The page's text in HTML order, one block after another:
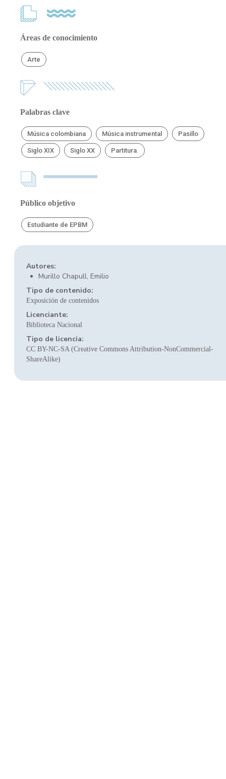
Áreas de conocimiento
Arte
Palabras clave
Música colombiana Música instrumental Pasillo
Siglo XIX Siglo XX Partitura.
Público objetivo
Estudiante de EPBM
Autores:
Murillo Chapull, Emilio
Tipo de contenido:
Exposición de contenidos
Licenciante:
Biblioteca Nacional
Tipo de licencia:
CC BY-NC-SA (Creative Commons Attribution-NonCommercial-
ShareAlike)